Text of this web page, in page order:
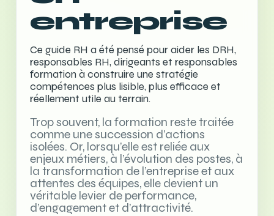
entreprise
Ce guide RH a été pensé pour aider les DRH,
responsables RH, dirigeants et responsables
formation à construire une stratégie
compétences plus lisible, plus efficace et
réellement utile au terrain.
Trop souvent, la formation reste traitée
comme une succession d’actions
isolées. Or, lorsqu’elle est reliée aux
enjeux métiers, à l’évolution des postes, à
la transformation de l’entreprise et aux
attentes des équipes, elle devient un
véritable levier de performance,
d’engagement et d’attractivité.